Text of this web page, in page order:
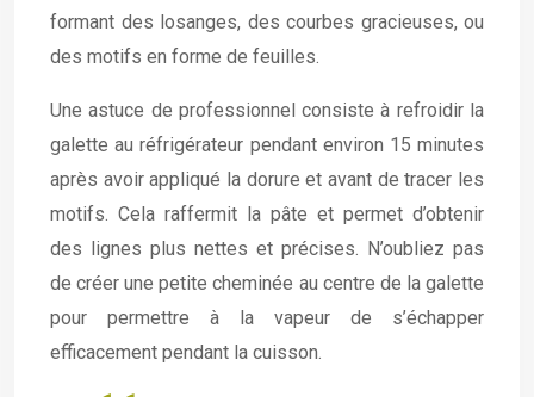
formant des losanges, des courbes gracieuses, ou
des motifs en forme de feuilles.
Une astuce de professionnel consiste à refroidir la
galette au réfrigérateur pendant environ 15 minutes
après avoir appliqué la dorure et avant de tracer les
motifs. Cela raffermit la pâte et permet d’obtenir
des lignes plus nettes et précises. N’oubliez pas
de créer une petite cheminée au centre de la galette
pour permettre à la vapeur de s’échapper
efficacement pendant la cuisson.